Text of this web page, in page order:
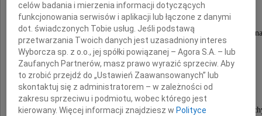
Dyrektorowi Biura Legislacyjnego Kancelarii
Składamy najgłębsze wyrazy współczucia i
celów badania i mierzenia informacji dotyczących
funkcjonowania serwisów i aplikacji lub łączone z danymi
dot. świadczonych Tobie usług. Jeśli podstawą
przetwarzania Twoich danych jest uzasadniony interes
Wyborcza sp. z o.o., jej spółki powiązanej – Agora S.A. – lub
Zaufanych Partnerów, masz prawo wyrazić sprzeciw. Aby
to zrobić przejdź do „Ustawień Zaawansowanych” lub
skontaktuj się z administratorem – w zależności od
zakresu sprzeciwu i podmiotu, wobec którego jest
kierowany. Więcej informacji znajdziesz w Polityce